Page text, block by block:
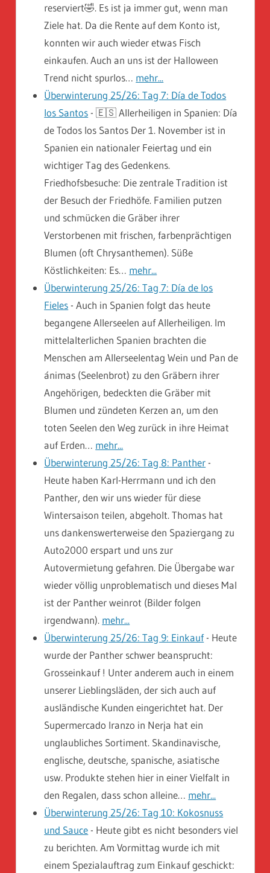
reserviert🤣. Es ist ja immer gut, wenn man
Ziele hat. Da die Rente auf dem Konto ist,
konnten wir auch wieder etwas Fisch
einkaufen. Auch an uns ist der Halloween
Trend nicht spurlos… mehr...
Überwinterung 25/26: Tag 7: Día de Todos
los Santos - 🇪🇸 Allerheiligen in Spanien: Día
de Todos los Santos Der 1. November ist in
Spanien ein nationaler Feiertag und ein
wichtiger Tag des Gedenkens.
Friedhofsbesuche: Die zentrale Tradition ist
der Besuch der Friedhöfe. Familien putzen
und schmücken die Gräber ihrer
Verstorbenen mit frischen, farbenprächtigen
Blumen (oft Chrysanthemen). Süße
Köstlichkeiten: Es… mehr...
Überwinterung 25/26: Tag 7: Día de los
Fieles - Auch in Spanien folgt das heute
begangene Allerseelen auf Allerheiligen. Im
mittelalterlichen Spanien brachten die
Menschen am Allerseelentag Wein und Pan de
ánimas (Seelenbrot) zu den Gräbern ihrer
Angehörigen, bedeckten die Gräber mit
Blumen und zündeten Kerzen an, um den
toten Seelen den Weg zurück in ihre Heimat
auf Erden… mehr...
Überwinterung 25/26: Tag 8: Panther -
Heute haben Karl-Herrmann und ich den
Panther, den wir uns wieder für diese
Wintersaison teilen, abgeholt. Thomas hat
uns dankenswerterweise den Spaziergang zu
Auto2000 erspart und uns zur
Autovermietung gefahren. Die Übergabe war
wieder völlig unproblematisch und dieses Mal
ist der Panther weinrot (Bilder folgen
irgendwann). mehr...
Überwinterung 25/26: Tag 9: Einkauf- Heute
wurde der Panther schwer beansprucht:
Grosseinkauf ! Unter anderem auch in einem
unserer Lieblingsläden, der sich auch auf
ausländische Kunden eingerichtet hat. Der
Supermercado Iranzo in Nerja hat ein
unglaubliches Sortiment. Skandinavische,
englische, deutsche, spanische, asiatische
usw. Produkte stehen hier in einer Vielfalt in
den Regalen, dass schon alleine… mehr...
Überwinterung 25/26: Tag 10: Kokosnuss
und Sauce - Heute gibt es nicht besonders viel
zu berichten. Am Vormittag wurde ich mit
einem Spezialauftrag zum Einkauf geschickt: